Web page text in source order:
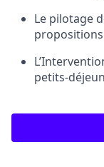
Le pilotage
petits-